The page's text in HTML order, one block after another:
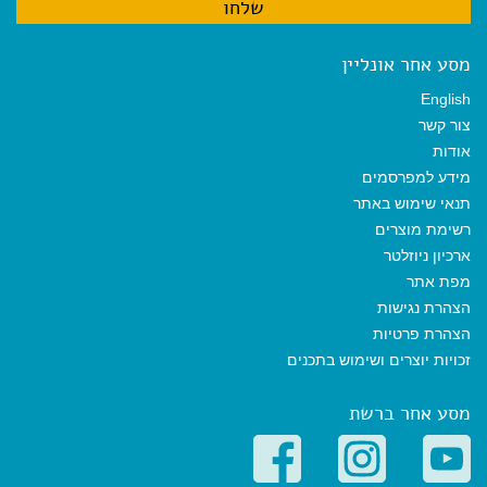
מסע אחר אונליין
English
צור קשר
אודות
מידע למפרסמים
תנאי שימוש באתר
רשימת מוצרים
ארכיון ניוזלטר
מפת אתר
הצהרת נגישות
הצהרת פרטיות
זכויות יוצרים ושימוש בתכנים
מסע אחר ברשת